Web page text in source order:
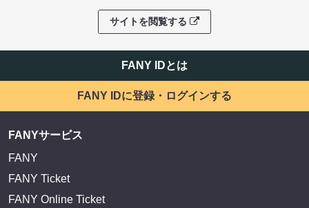
サイトを閲覧する
FANY IDとは
FANY IDに登録・ログインする
FANYサービス
FANY
FANY Ticket
FANY Online Ticket